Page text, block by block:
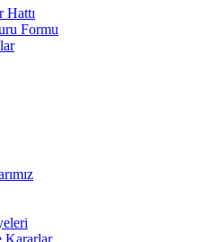
Hattı
Formu
Kararlar